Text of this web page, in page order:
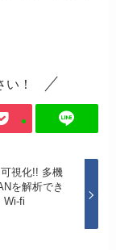
！
視化!! 多機
を解析でき
Wi-fi